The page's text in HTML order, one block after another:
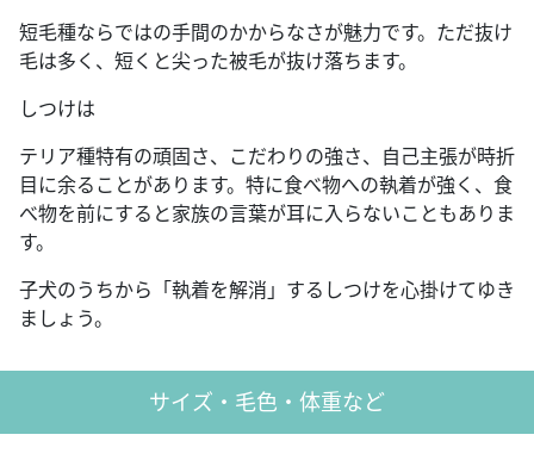
短毛種ならではの手間のかからなさが魅力です。ただ抜け
毛は多く、短くと尖った被毛が抜け落ちます。
しつけは
テリア種特有の頑固さ、こだわりの強さ、自己主張が時折
目に余ることがあります。特に食べ物への執着が強く、食
べ物を前にすると家族の言葉が耳に入らないこともありま
す。
子犬のうちから「執着を解消」するしつけを心掛けてゆき
ましょう。
サイズ・毛色・体重など